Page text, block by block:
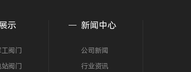
示
阀门
阀门
新闻中心
公司新闻
行业资讯